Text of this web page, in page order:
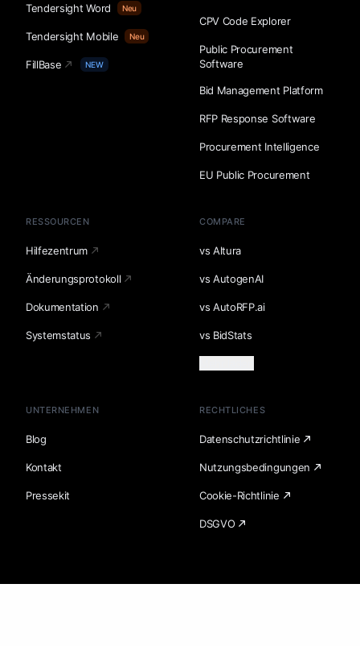
Tendersight Word Neu
Tendersight Mobile Neu
FillBase NEW
CPV Code Explorer
Public Procurement
Software
Bid Management Platform
RFP Response Software
Procurement Intelligence
EU Public Procurement
RESSOURCEN
Hilfezentrum
Änderungsprotokoll
Dokumentation
Systemstatus
COMPARE
vs Altura
vs AutogenAI
vs AutoRFP.ai
vs BidStats
UNTERNEHMEN
Blog
Kontakt
Pressekit
RECHTLICHES
Datenschutzrichtlinie
Nutzungsbedingungen
Cookie-Richtlinie
DSGVO